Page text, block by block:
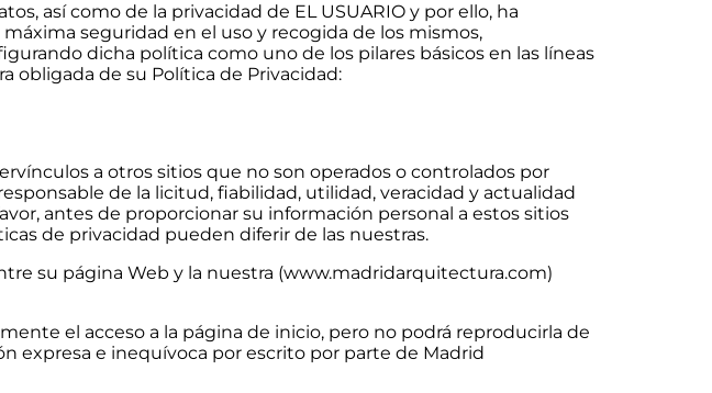
así como de la privacidad de EL USUARIO y por ello, ha
seguridad en el uso y recogida de los mismos,
dicha política como uno de los pilares básicos en las líneas
obligada de su Política de Privacidad:
a otros sitios que no son operados o controlados por
de la licitud, fiabilidad, utilidad, veracidad y actualidad
antes de proporcionar su información personal a estos sitios
de privacidad pueden diferir de las nuestras.
su página Web y la nuestra (www.madridarquitectura.com)
el acceso a la página de inicio, pero no podrá reproducirla de
expresa e inequívoca por escrito por parte de Madrid